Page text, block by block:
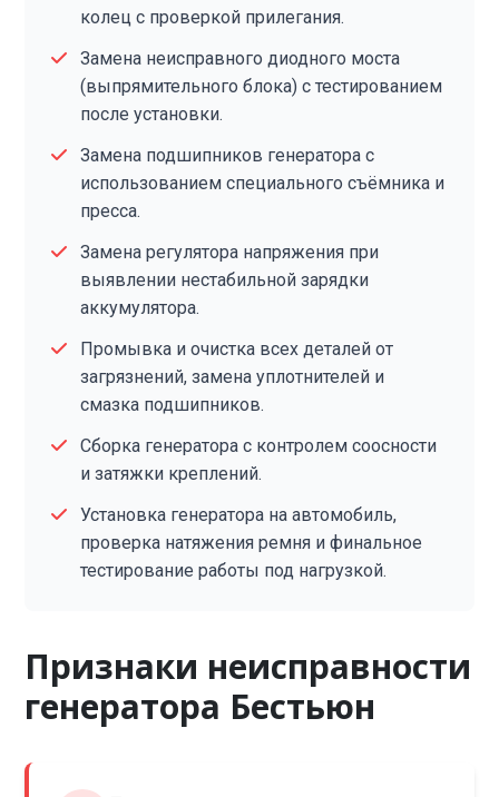
колец с проверкой прилегания.
Замена неисправного диодного моста
(выпрямительного блока) с тестированием
после установки.
Замена подшипников генератора с
использованием специального съёмника и
пресса.
Замена регулятора напряжения при
выявлении нестабильной зарядки
аккумулятора.
Промывка и очистка всех деталей от
загрязнений, замена уплотнителей и
смазка подшипников.
Сборка генератора с контролем соосности
и затяжки креплений.
Установка генератора на автомобиль,
проверка натяжения ремня и финальное
тестирование работы под нагрузкой.
Признаки неисправности
генератора Бестьюн